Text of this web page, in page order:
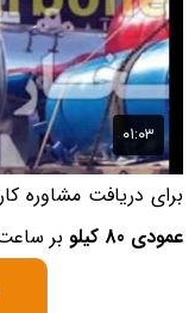
برای دریافت مشاوره
عمودی 80 کیلو
بر